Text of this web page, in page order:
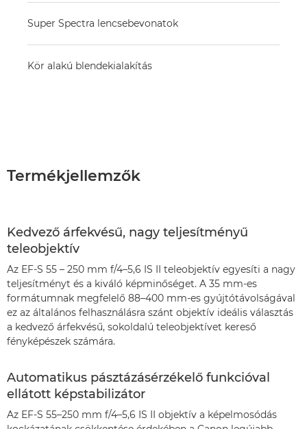
Super Spectra lencsebevonatok
Kör alakú blendekialakítás
Termékjellemzők
Kedvező árfekvésű, nagy teljesítményű
teleobjektív
Az EF-S 55 – 250 mm f/4–5,6 IS II teleobjektív egyesíti a nagy
teljesítményt és a kiváló képminőséget. A 35 mm-es
formátumnak megfelelő 88–400 mm-es gyújtótávolságával
ez az általános felhasználásra szánt objektív ideális választás
a kedvező árfekvésű, sokoldalú teleobjektívet kereső
fényképészek számára.
Automatikus pásztázásérzékelő funkcióval
ellátott képstabilizátor
Az EF-S 55–250 mm f/4–5,6 IS II objektív a képelmosódás